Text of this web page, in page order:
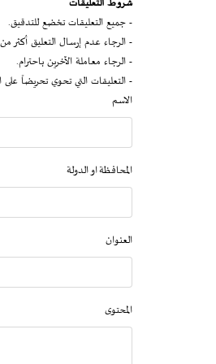
- جميع التعليقات تخضع للتدقيق.
- الرجاء عدم إرسال التعليق أكثر
- الرجاء معاملة الآخرين باحترام.
- التعليقات التي تحوي تحريضاً
الاسم
المحافظة او الدولة
العنوان
المحتوى